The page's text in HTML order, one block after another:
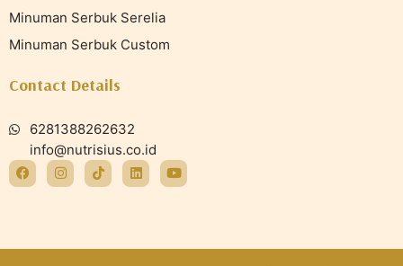
Minuman Serbuk Serelia
Minuman Serbuk Custom
Contact Details
6281388262632
info@nutrisius.co.id